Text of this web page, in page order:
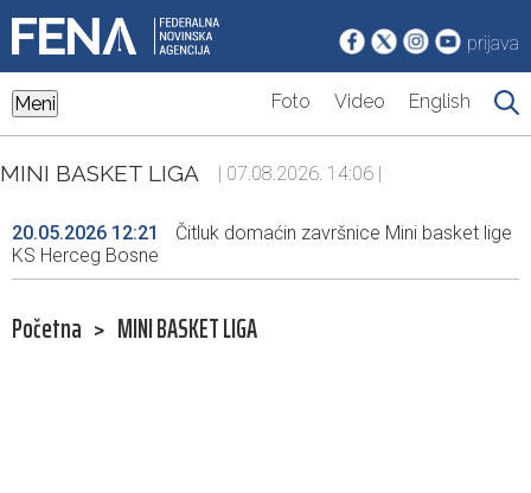
prijava
Meni Foto Video English
MINI BASKET LIGA | 07.08.2026. 14:06 |
20.05.2026 12:21
Čitluk domaćin završnice Mini basket lige
KS Herceg Bosne
Početna > MINI BASKET LIGA